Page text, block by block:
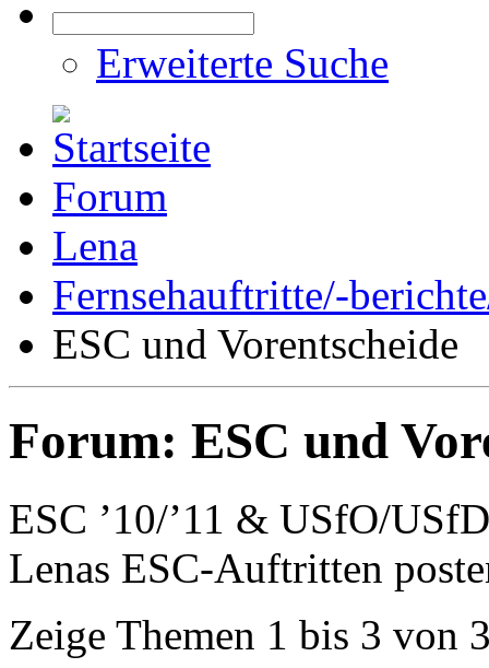
Erweiterte Suche
Forum
Lena
Fernsehauftritte/-
ESC und Vorentscheide
Forum: ESC und
ESC ’10/’11 & USfO/
Lenas ESC-Auftritten
Zeige Themen 1 bis 3 von